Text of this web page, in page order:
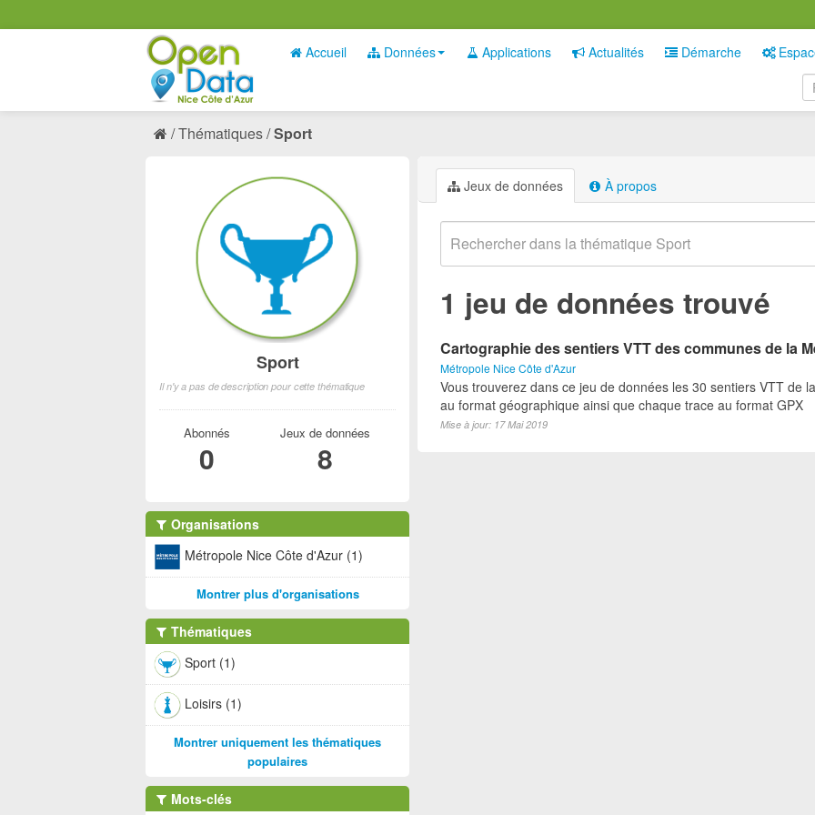
Accueil Données Applications Actualités Démarche
Thématiques Sport
Jeux de données À propos
1 jeu de données trouvé
Cartographie des sentiers VTT des communes de la
Métropole Nice Côte d'Azur
Vous trouverez dans ce jeu de données les 30 sentiers VTT de
au format géographique ainsi que chaque trace au format GPX
Mise à jour: 17 Mai 2019
Sport
Il n'y a pas de description pour cette thématique
Abonnés
0
Jeux de données
8
Organisations
Métropole Nice Côte d'Azur (1)
Montrer plus d'organisations
Thématiques
Sport (1)
Loisirs (1)
Montrer uniquement les thématiques
populaires
Mots-clés